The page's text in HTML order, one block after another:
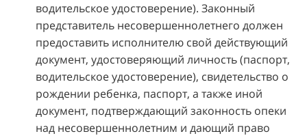
водительское удостоверение). Законный
представитель несовершеннолетнего должен
предоставить исполнителю свой действующий
документ, удостоверяющий личность (паспорт,
водительское удостоверение), свидетельство о
рождении ребенка, паспорт, а также иной
документ, подтверждающий законность опеки
над несовершеннолетним и дающий право